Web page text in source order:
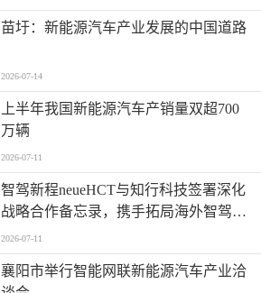
苗圩：新能源汽车产业发展的中国道路
2026-07-14
上半年我国新能源汽车产销量双超700
万辆
2026-07-11
智驾新程neueHCT与知行科技签署深化
战略合作备忘录，携手拓局海外智驾市
场
2026-07-11
襄阳市举行智能网联新能源汽车产业洽